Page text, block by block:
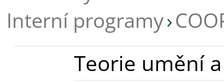
Interní programy
Teorie umění